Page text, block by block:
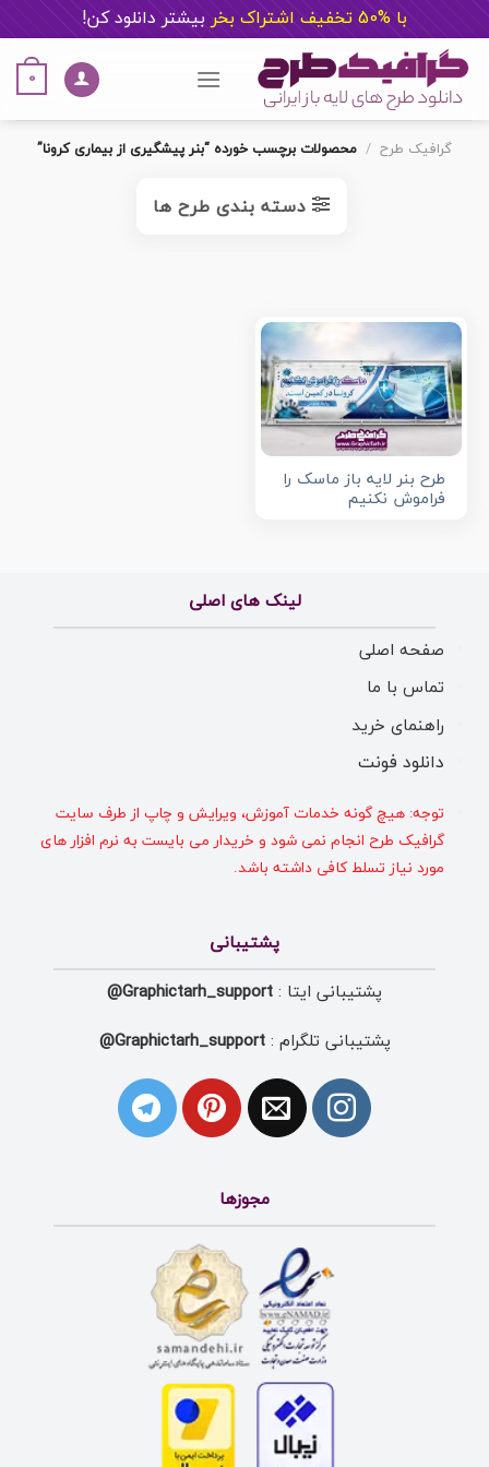
با %50 تخفیف اشتراک بخر بیشتر دانلود کن!
content
0
گرافیک طرح / محصولات برچسب خورده “بنر پیشگیری از بیماری کرونا”
دسته بندی طرح ها
طرح بنر لایه باز ماسک را
فراموش نکنیم
لینک های اصلی
صفحه اصلی
تماس با ما
راهنمای خرید
دانلود فونت
توجه: هیچ گونه خدمات آموزش، ویرایش و چاپ از طرف سایت
گرافیک طرح انجام نمی شود و خریدار می بایست به نرم افزار های
مورد نیاز تسلط کافی داشته باشد.
پشتیبانی
پشتیبانی ایتا : Graphictarh_support@
پشتیبانی تلگرام :Graphictarh_support@
مجوزها